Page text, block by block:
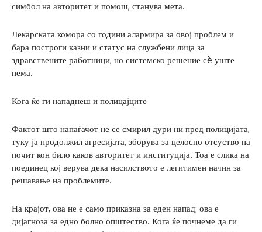
симбол на авторитет и помош, станува мета.
Лекарската комора со години алармира за овој проблем и
бара построги казни и статус на службени лица за
здравствените работници, но системско решение сè уште
нема.
Кога ќе ги нападнеш и полицајците
Фактот што напаѓачот не се смирил дури ни пред полицијата,
туку ја продолжил агресијата, зборува за целосно отсуство на
почит кон било каков авторитет и институција. Тоа е слика на
поединец кој верува дека насилството е легитимен начин за
решавање на проблемите.
На крајот, ова не е само приказна за еден напад; ова е
дијагноза за едно болно општество. Кога ќе почнеме да ги